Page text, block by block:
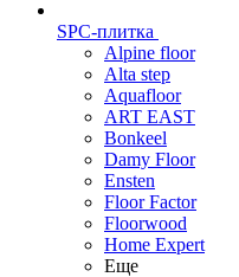
SPC-плитка
Alpine floor
Alta step
Aquafloor
ART EAST
Bonkeel
Damy Floor
Ensten
Floor Factor
Floorwood
Home Expert
Еще